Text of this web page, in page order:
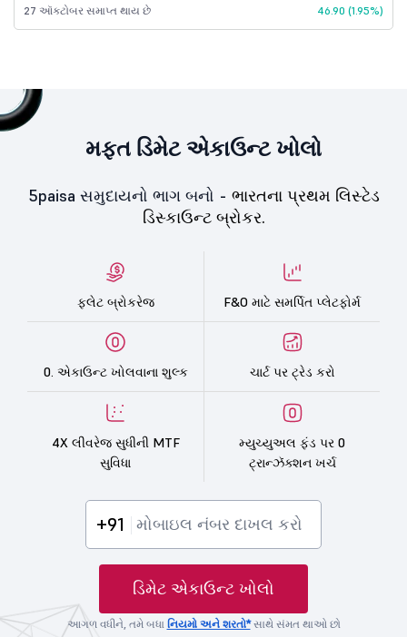
27 ઑક્ટોબર સમાપ્ત થાય છે 46.90 (1.95%)
મફત ડિમેટ એકાઉન્ટ ખોલો
5paisa સમુદાયનો ભાગ બનો - ભારતના પ્રથમ લિસ્ટેડ
ડિસ્કાઉન્ટ બ્રોકર.
ફ્લેટ બ્રોકરેજ F&O માટે સમર્પિત પ્લેટફોર્મ
0. એકાઉન્ટ ખોલવાના શુલ્ક ચાર્ટ પર ટ્રેડ કરો
4X લીવરેજ સુધીની MTF
સુવિધા
મ્યુચ્યુઅલ ફંડ પર 0
ટ્રાન્ઝૅક્શન ખર્ચ
+91
ડિમેટ એકાઉન્ટ ખોલો
આગળ વધીને, તમે બધા નિયમો અને શરતો*સાથે સંમત થાઓ છો